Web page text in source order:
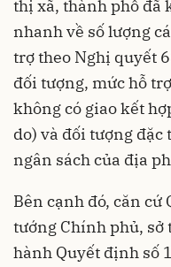
thị xã, thành phố đã
nhanh về số lượng
trợ theo Nghị quyết
đối tượng, mức hỗ
không có giao kết
do) và đối tượng
ngân sách của địa
Bên cạnh đó, căn cứ
tướng Chính phủ, sở
hành Quyết định số